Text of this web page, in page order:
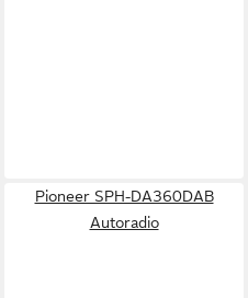
Pioneer SPH-DA360DAB
Autoradio